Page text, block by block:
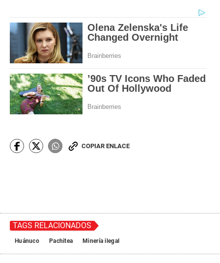
COPIAR ENLACE
TAGS RELACIONADOS
Huánuco Pachitea Minería ilegal